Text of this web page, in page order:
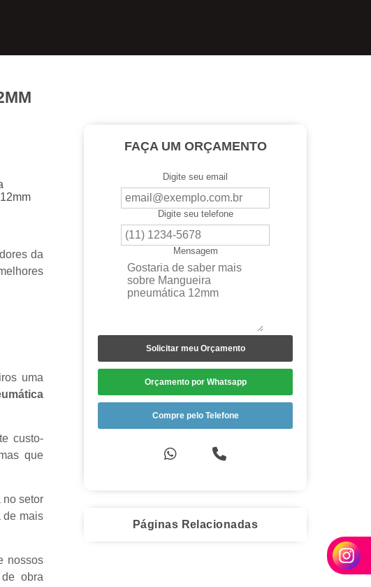
da
uma
custo-
que
no setor
de mais
nossos
obra
FAÇA UM ORÇAMENTO
Digite seu email
Digite seu telefone
Mensagem
Solicitar meu Orçamento
Orçamento por Whatsapp
Compre pelo Telefone
Páginas Relacionadas